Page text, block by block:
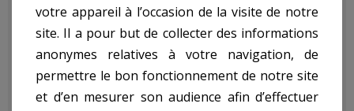
GSBE3070T65:
- Moteur 4 Temps - Ohv
- Cylindrée : 196 Cc
- Puissance Max : 4,1 Kw/3600 Rpm
votre appareil à l’occasion de la visite de notre
site. Il a pour but de collecter des informations
anonymes relatives à votre navigation, de
permettre le bon fonctionnement de notre site
et d’en mesurer son audience afin d’effectuer